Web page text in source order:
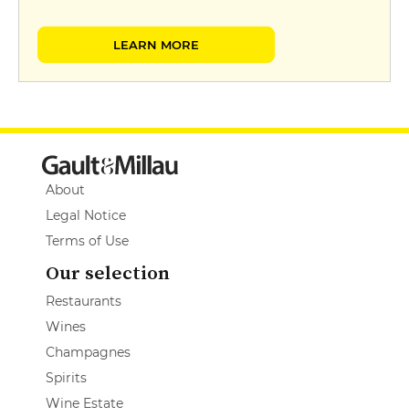
LEARN MORE
About
Legal Notice
Terms of Use
Our selection
Restaurants
Wines
Champagnes
Spirits
Wine Estate